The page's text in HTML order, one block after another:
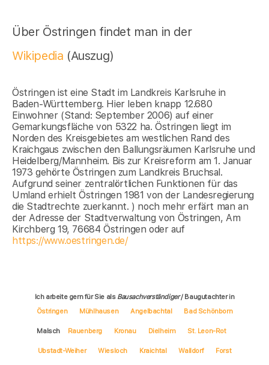
Über Östringen findet man in der
Wikipedia (Auszug)
Östringen ist eine Stadt im Landkreis Karlsruhe in
Baden-Württemberg. Hier leben knapp 12.680
Einwohner (Stand: September 2006) auf einer
Gemarkungsfläche von 5322 ha. Östringen liegt im
Norden des Kreisgebietes am westlichen Rand des
Kraichgaus zwischen den Ballungsräumen Karlsruhe und
Heidelberg/Mannheim. Bis zur Kreisreform am 1. Januar
1973 gehörte Östringen zum Landkreis Bruchsal.
Aufgrund seiner zentralörtlichen Funktionen für das
Umland erhielt Östringen 1981 von der Landesregierung
die Stadtrechte zuerkannt. ) noch mehr erfärt man an
der Adresse der Stadtverwaltung von Östringen, Am
Kirchberg 19, 76684 Östringen oder auf
https://www.oestringen.de/
Ich arbeite gern für Sie als Bausachverständiger/ Baugutachter in
Östringen
Mühlhausen Angelbachtal Bad Schönborn
Malsch Rauenberg Kronau Dielheim St. Leon-Rot
Ubstadt-Weiher Wiesloch Kraichtal Walldorf Forst